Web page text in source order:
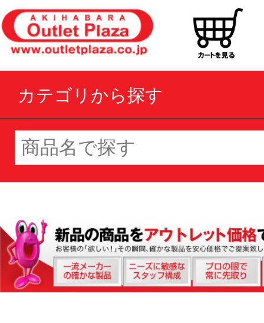
カテゴリから探す